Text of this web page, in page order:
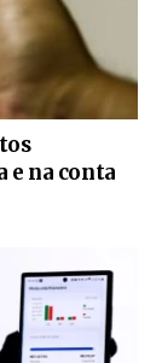
e na conta